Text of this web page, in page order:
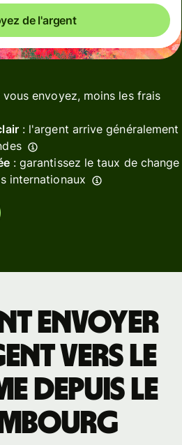
de l'argent
vous envoyez, moins les frais
: l'argent arrive généralement
: garantissez le taux de change
internationaux
envoyer
vers le
depuis le